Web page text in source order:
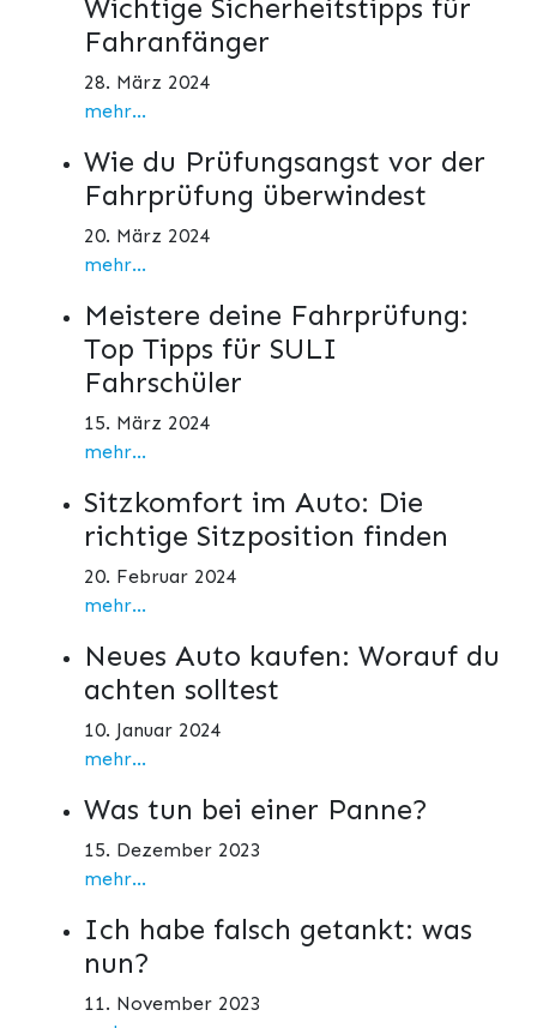
Wichtige Sicherheitstipps für
Fahranfänger
28. März 2024
mehr...
Wie du Prüfungsangst vor der
Fahrprüfung überwindest
20. März 2024
mehr...
Meistere deine Fahrprüfung:
Top Tipps für SULI
Fahrschüler
15. März 2024
mehr...
Sitzkomfort im Auto: Die
richtige Sitzposition finden
20. Februar 2024
mehr...
Neues Auto kaufen: Worauf du
achten solltest
10. Januar 2024
mehr...
Was tun bei einer Panne?
15. Dezember 2023
mehr...
Ich habe falsch getankt: was
nun?
11. November 2023